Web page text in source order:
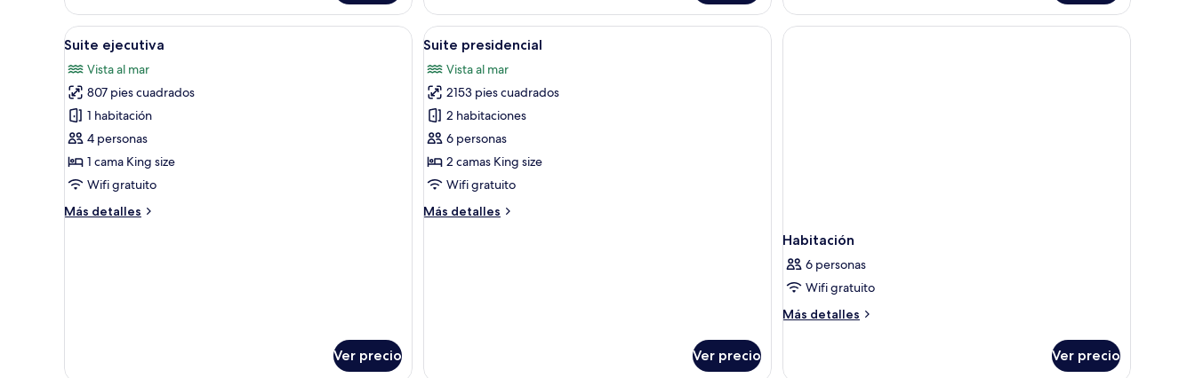
familiar
Elite,
vista
a
playa
junior
Abrir
todas
las
fotos
de
Suite
ejecutiva
Habitación de hotel con balcón, cama, escritorio y televisor.
4
Suite ejecutiva
Vista al mar
807 pies cuadrados
1 habitación
4 personas
1 cama King size
Wifi gratuito
Más detalles
Más
Ver precio
Abrir
todas
las
fotos
de
Suite
presidencial
Sábanas de algodón egipcio, ropa de cama de alta calidad y minibar
5
Suite presidencial
Vista al mar
2153 pies cuadrados
2 habitaciones
6 personas
2 camas King size
Wifi gratuito
Más detalles
Más
Ver precio
Habitación
6 personas
Wifi gratuito
Más detalles
Más
Ver precio